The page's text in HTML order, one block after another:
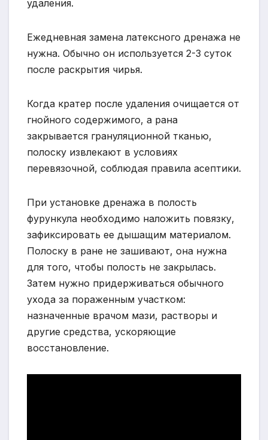
удаления.
Ежедневная замена латексного дренажа не
нужна. Обычно он используется 2-3 суток
после раскрытия чирья.
Когда кратер после удаления очищается от
гнойного содержимого, а рана
закрывается грануляционной тканью,
полоску извлекают в условиях
перевязочной, соблюдая правила асептики.
При установке дренажа в полость
фурункула необходимо наложить повязку,
зафиксировать ее дышащим материалом.
Полоску в ране не зашивают, она нужна
для того, чтобы полость не закрылась.
Затем нужно придерживаться обычного
ухода за пораженным участком:
назначенные врачом мази, растворы и
другие средства, ускоряющие
восстановление.